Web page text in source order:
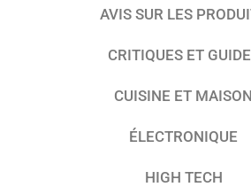
AVIS SUR LES
CRITIQUES ET
CUISINE ET MAISON
ÉLECTRONIQUE
HIGH TECH